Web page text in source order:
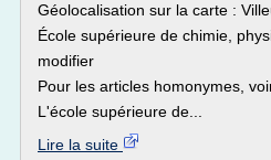
Géolocalisation sur la carte :
École supérieure de chimie,
modifier
Pour les articles homonymes, voir
L'école supérieure de...
Lire la suite